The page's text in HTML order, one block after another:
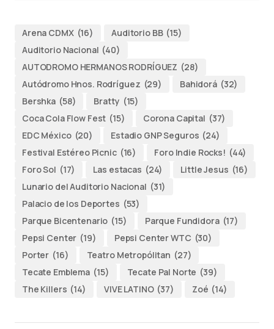
Arena CDMX (16) Auditorio BB (15)
Auditorio Nacional (40)
AUTODROMO HERMANOS RODRÍGUEZ (28)
Autódromo Hnos. Rodríguez (29) Bahidorá (32)
Bershka (58) Bratty (15)
Coca Cola Flow Fest (15) Corona Capital (37)
EDC México (20) Estadio GNP Seguros (24)
Festival Estéreo Picnic (16) Foro Indie Rocks! (44)
Foro Sol (17) Las estacas (24) Little Jesus (16)
Lunario del Auditorio Nacional (31)
Palacio de los Deportes (53)
Parque Bicentenario (15) Parque Fundidora (17)
Pepsi Center (19) Pepsi Center WTC (30)
Porter (16) Teatro Metropólitan (27)
Tecate Emblema (15) Tecate Pal Norte (39)
The Killers (14) VIVE LATINO (37) Zoé (14)